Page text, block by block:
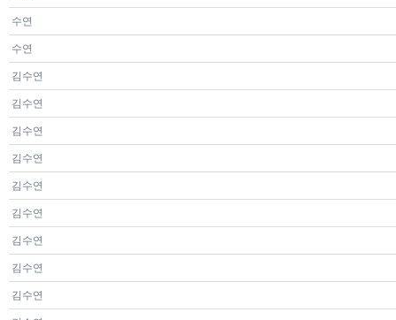
수연
수연
김수연
김수연
김수연
김수연
김수연
김수연
김수연
김수연
김수연